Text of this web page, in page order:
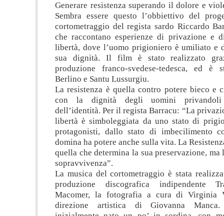
Generare resistenza superando il dolore e
Sembra essere questo l’obbiettivo del
cortometraggio del regista sardo Riccardo
che raccontano esperienze di privazione e
libertà, dove l’uomo prigioniero è umiliato e
sua dignità. Il film è stato realizzato
produzione franco-svedese-tedesca, ed è
Berlino e Santu Lussurgiu.
La resistenza è quella contro potere bieco e
con la dignità degli uomini privandoli
dell’identità. Per il regista Barracu: “La
libertà è simboleggiata da uno stato di
protagonisti, dallo stato di imbecilimento
domina ha potere anche sulla vita. La
quella che determina la sua preservazione,
sopravvivenza”.
La musica del cortometraggio è stata
produzione discografica indipendente
Macomer, la fotografia a cura di Virginia
direzione artistica di Giovanna